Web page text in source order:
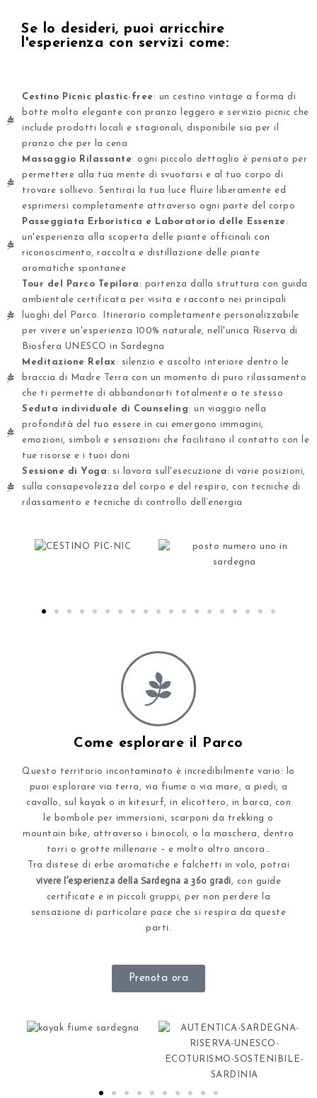
Se lo desideri, puoi arricchire
l'esperienza con servizi come:
Cestino Picnic plastic-free: un cestino vintage a forma di
botte molto elegante con pranzo leggero e servizio picnic che
include prodotti locali e stagionali, disponibile sia per il
pranzo che per la cena
Massaggio Rilassante: ogni piccolo dettaglio è pensato per
permettere alla tua mente di svuotarsi e al tuo corpo di
trovare sollievo. Sentirai la tua luce fluire liberamente ed
esprimersi completamente attraverso ogni parte del corpo
Passeggiata Erboristica e Laboratorio delle Essenze:
un'esperienza alla scoperta delle piante officinali con
riconoscimento, raccolta e distillazione delle piante
aromatiche spontanee
Tour del Parco Tepilora : partenza dalla struttura con guida
ambientale certificata per visita e racconto nei principali
luoghi del Parco. Itinerario completamente personalizzabile
per vivere un'esperienza 100% naturale, nell'unica Riserva di
Biosfera UNESCO in Sardegna
Meditazione Relax : silenzio e ascolto interiore dentro le
braccia di Madre Terra con un momento di puro rilassamento
che ti permette di abbandonarti totalmente a te stesso
Seduta individuale di Counseling: un viaggio nella
profondità del tuo essere in cui emergono immagini,
emozioni, simboli e sensazioni che facilitano il contatto con le
tue risorse e i tuoi doni
Sessione di Yoga: si lavora sull'esecuzione di varie posizioni,
sulla consapevolezza del corpo e del respiro, con tecniche di
rilassamento e tecniche di controllo dell’energia
Come esplorare il Parco​
Questo territorio incontaminato è incredibilmente vario: lo
puoi esplorare via terra, via fiume o via mare, a piedi, a
cavallo, sul kayak o in kitesurf, in elicottero, in barca, con
le bombole per immersioni, scarponi da trekking o
mountain bike, attraverso i binocoli, o la maschera, dentro
torri o grotte millenarie – e molto altro ancora…
Tra distese di erbe aromatiche e falchetti in volo, potrai
vivere l’esperienza della Sardegna a 360 gradi , con guide
certificate e in piccoli gruppi, per non perdere la
sensazione di particolare pace che si respira da queste
parti.
Prenota ora